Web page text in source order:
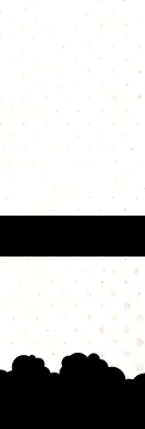
Produit
Déconseillé
Conserver
Quel goût
Ce liquide
avec un fruit de
acidulé.
Ce liquide est-il
Il propose une
effet mentholé
Peut-on ajouter
Oui, le format
nicotine.
Voir toute la